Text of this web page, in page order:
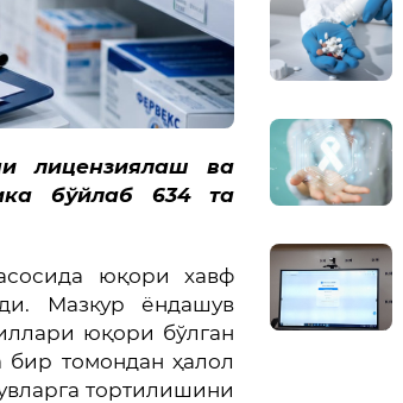
лицензиялаш ва
бўйлаб 634 та
юқори хавф
Мазкур ёндашув
юқори бўлган
томондан ҳалол
тортилишини